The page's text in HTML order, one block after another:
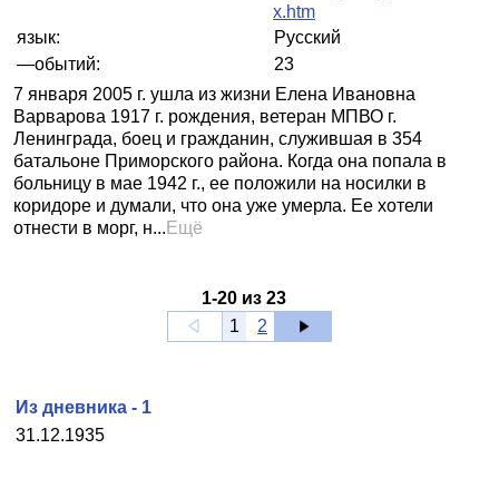
x.htm
язык:
Русский
—обытий:
23
7 января 2005 г. ушла из жизни Елена Ивановна
Варварова 1917 г. рождения, ветеран МПВО г.
Ленинграда, боец и гражданин, служившая в 354
батальоне Приморского района. Когда она попала в
больницу в мае 1942 г., ее положили на носилки в
коридоре и думали, что она уже умерла. Ее хотели
отнести в морг, н... Ещё
1-20из 23
1
2
31.12.1935
Из дневника - 1